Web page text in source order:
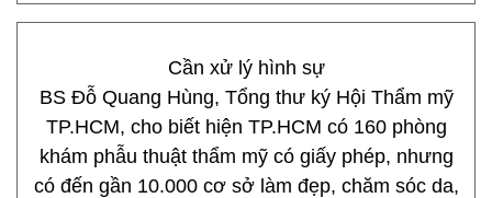
Cần xử lý hình sự
BS Đỗ Quang Hùng, Tổng thư ký Hội Thẩm mỹ
TP.HCM, cho biết hiện TP.HCM có 160 phòng
khám phẫu thuật thẩm mỹ có giấy phép, nhưng
có đến gần 10.000 cơ sở làm đẹp, chăm sóc da,